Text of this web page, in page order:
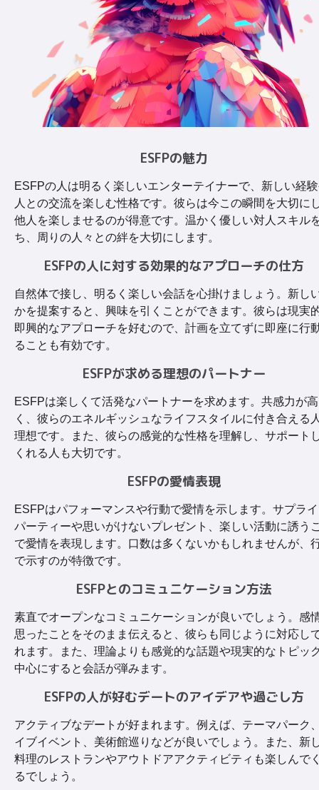
ESFPの魅力
ESFPの人は明るく楽しいエンターテイナーで、新しい経
人との交流を楽しむ性格です。彼らは今この瞬間を大切に
他人を楽しませるのが得意です。温かく優しい対人スキル
ち、周りの人々との絆を大切にします。
ESFPの人に対する効果的なアプローチの仕方
自然体で接し、明るく楽しい会話を心掛けましょう。新し
かを提案すると、興味を引くことができます。彼らは現実
即興的なアプローチを好むので、計画を立てずに即座に行
ることも有効です。
ESFPが求める理想のパートナー
ESFPは楽しくて活発なパートナーを求めます。共感力が高
く、彼らのエネルギッシュなライフスタイルに付き合える
理想です。また、彼らの感覚的な性格を理解し、サポート
くれる人も大切です。
ESFPの愛情表現
ESFPはパフォーマンスや行動で愛情を示します。サプラ
パーティーや思いがけないプレゼント、楽しい活動に誘う
で愛情を表現します。口数は多くないかもしれませんが、
で示すのが特徴です。
ESFPとのコミュニケーション方法
素直でオープンなコミュニケーションが良いでしょう。感
思ったことをそのまま伝えると、彼らも同じように対応し
れます。また、理論よりも感覚的な話題や現実的なトピッ
中心にすると会話が弾みます。
ESFPの人が好むデートのアイデアや過ごし方
アクティブなデートが好まれます。例えば、テーマパーク
イブイベント、美術館巡りなどが良いでしょう。また、新
料理のレストランやアウトドアアクティビティも楽しんで
るでしょう。